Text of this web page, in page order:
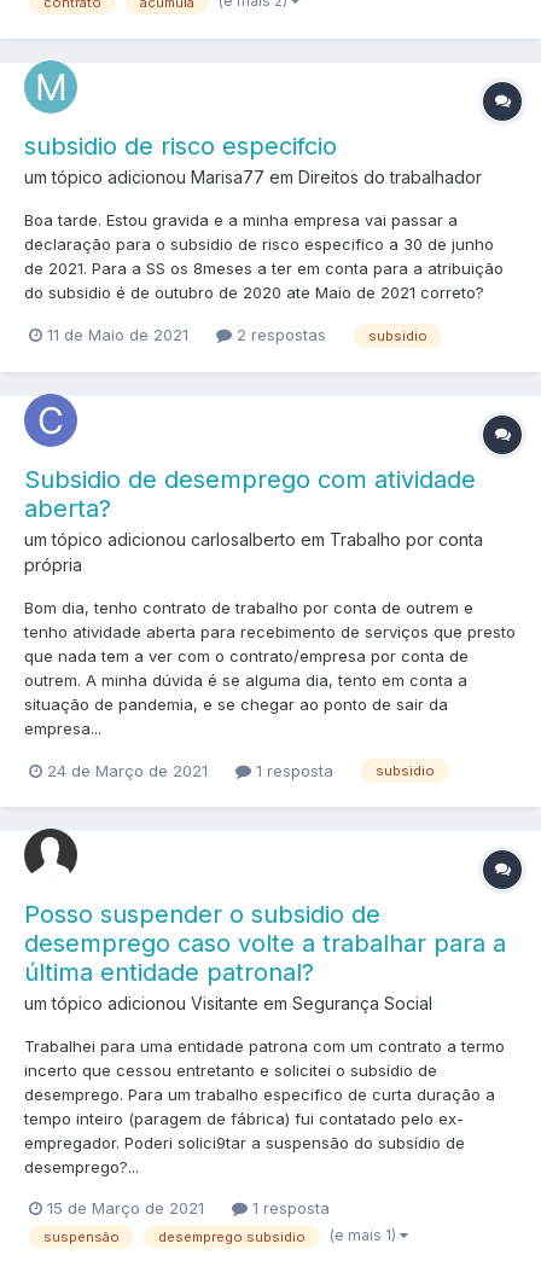
subsidio de risco especifcio
um tópico adicionou Marisa77 em Direitos do trabalhador
Boa tarde. Estou gravida e a minha empresa vai passar a
declaração para o subsidio de risco especifico a 30 de junho
de 2021. Para a SS os 8meses a ter em conta para a atribuição
do subsidio é de outubro de 2020 ate Maio de 2021 correto?
11 de Maio de 2021 2 respostas subsidio
Subsidio de desemprego com atividade
aberta?
um tópico adicionou carlosalberto em Trabalho por conta
própria
Bom dia, tenho contrato de trabalho por conta de outrem e
tenho atividade aberta para recebimento de serviços que presto
que nada tem a ver com o contrato/empresa por conta de
outrem. A minha dúvida é se alguma dia, tento em conta a
situação de pandemia, e se chegar ao ponto de sair da
empresa...
24 de Março de 2021 1 resposta subsidio
Posso suspender o subsidio de
desemprego caso volte a trabalhar para a
última entidade patronal?
um tópico adicionou Visitante em Segurança Social
Trabalhei para uma entidade patrona com um contrato a termo
incerto que cessou entretanto e solicitei o subsídio de
desemprego. Para um trabalho especifico de curta duração a
tempo inteiro (paragem de fábrica) fui contatado pelo ex-
empregador. Poderi solici9tar a suspensão do subsídio de
desemprego?...
15 de Março de 2021 1 resposta
suspensão desemprego subsidio (e mais 1)